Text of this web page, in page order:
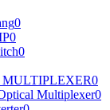
0
0
0
MULTIPLEXER0
Multiplexer0